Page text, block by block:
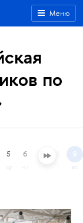
Меню
по
5 6 7 9
вс